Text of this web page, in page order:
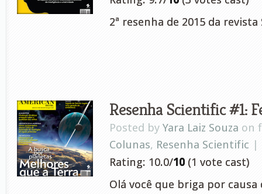
2ª resenha de 2015 da
Resenha Scientific #1:
Posted by Yara Laiz Souza on
Colunas, Resenha Scientific |
Rating: 10.0/10 (1 vote cast)
Olá você que briga por causa